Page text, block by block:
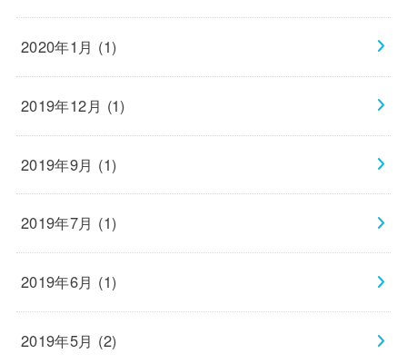
2020年1月 (1)
2019年12月 (1)
2019年9月 (1)
2019年7月 (1)
2019年6月 (1)
2019年5月 (2)